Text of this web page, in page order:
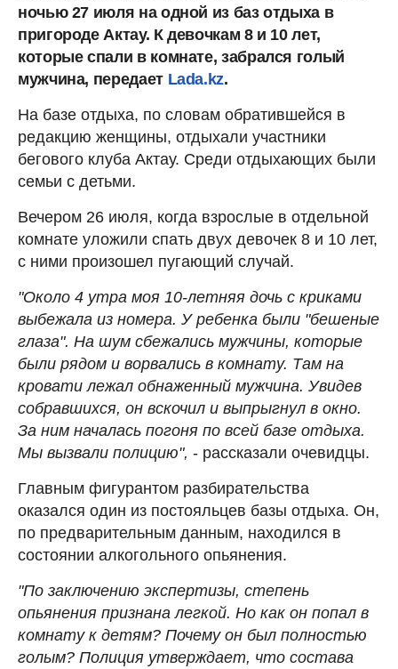
ночью 27 июля на одной из баз отдыха в
пригороде Актау. К девочкам 8 и 10 лет,
которые спали в комнате, забрался голый
мужчина, передает Lada.kz.
На базе отдыха, по словам обратившейся в
редакцию женщины, отдыхали участники
бегового клуба Актау. Среди отдыхающих были
семьи с детьми.
Вечером 26 июля, когда взрослые в отдельной
комнате уложили спать двух девочек 8 и 10 лет,
с ними произошел пугающий случай.
"Около 4 утра моя 10-летняя дочь с криками
выбежала из номера. У ребенка были "бешеные
глаза". На шум сбежались мужчины, которые
были рядом и ворвались в комнату. Там на
кровати лежал обнаженный мужчина. Увидев
собравшихся, он вскочил и выпрыгнул в окно.
За ним началась погоня по всей базе отдыха.
Мы вызвали полицию", - рассказали очевидцы.
Главным фигурантом разбирательства
оказался один из постояльцев базы отдыха. Он,
по предварительным данным, находился в
состоянии алкогольного опьянения.
"По заключению экспертизы, степень
опьянения признана легкой. Но как он попал в
комнату к детям? Почему он был полностью
голым? Полиция утверждает, что состава